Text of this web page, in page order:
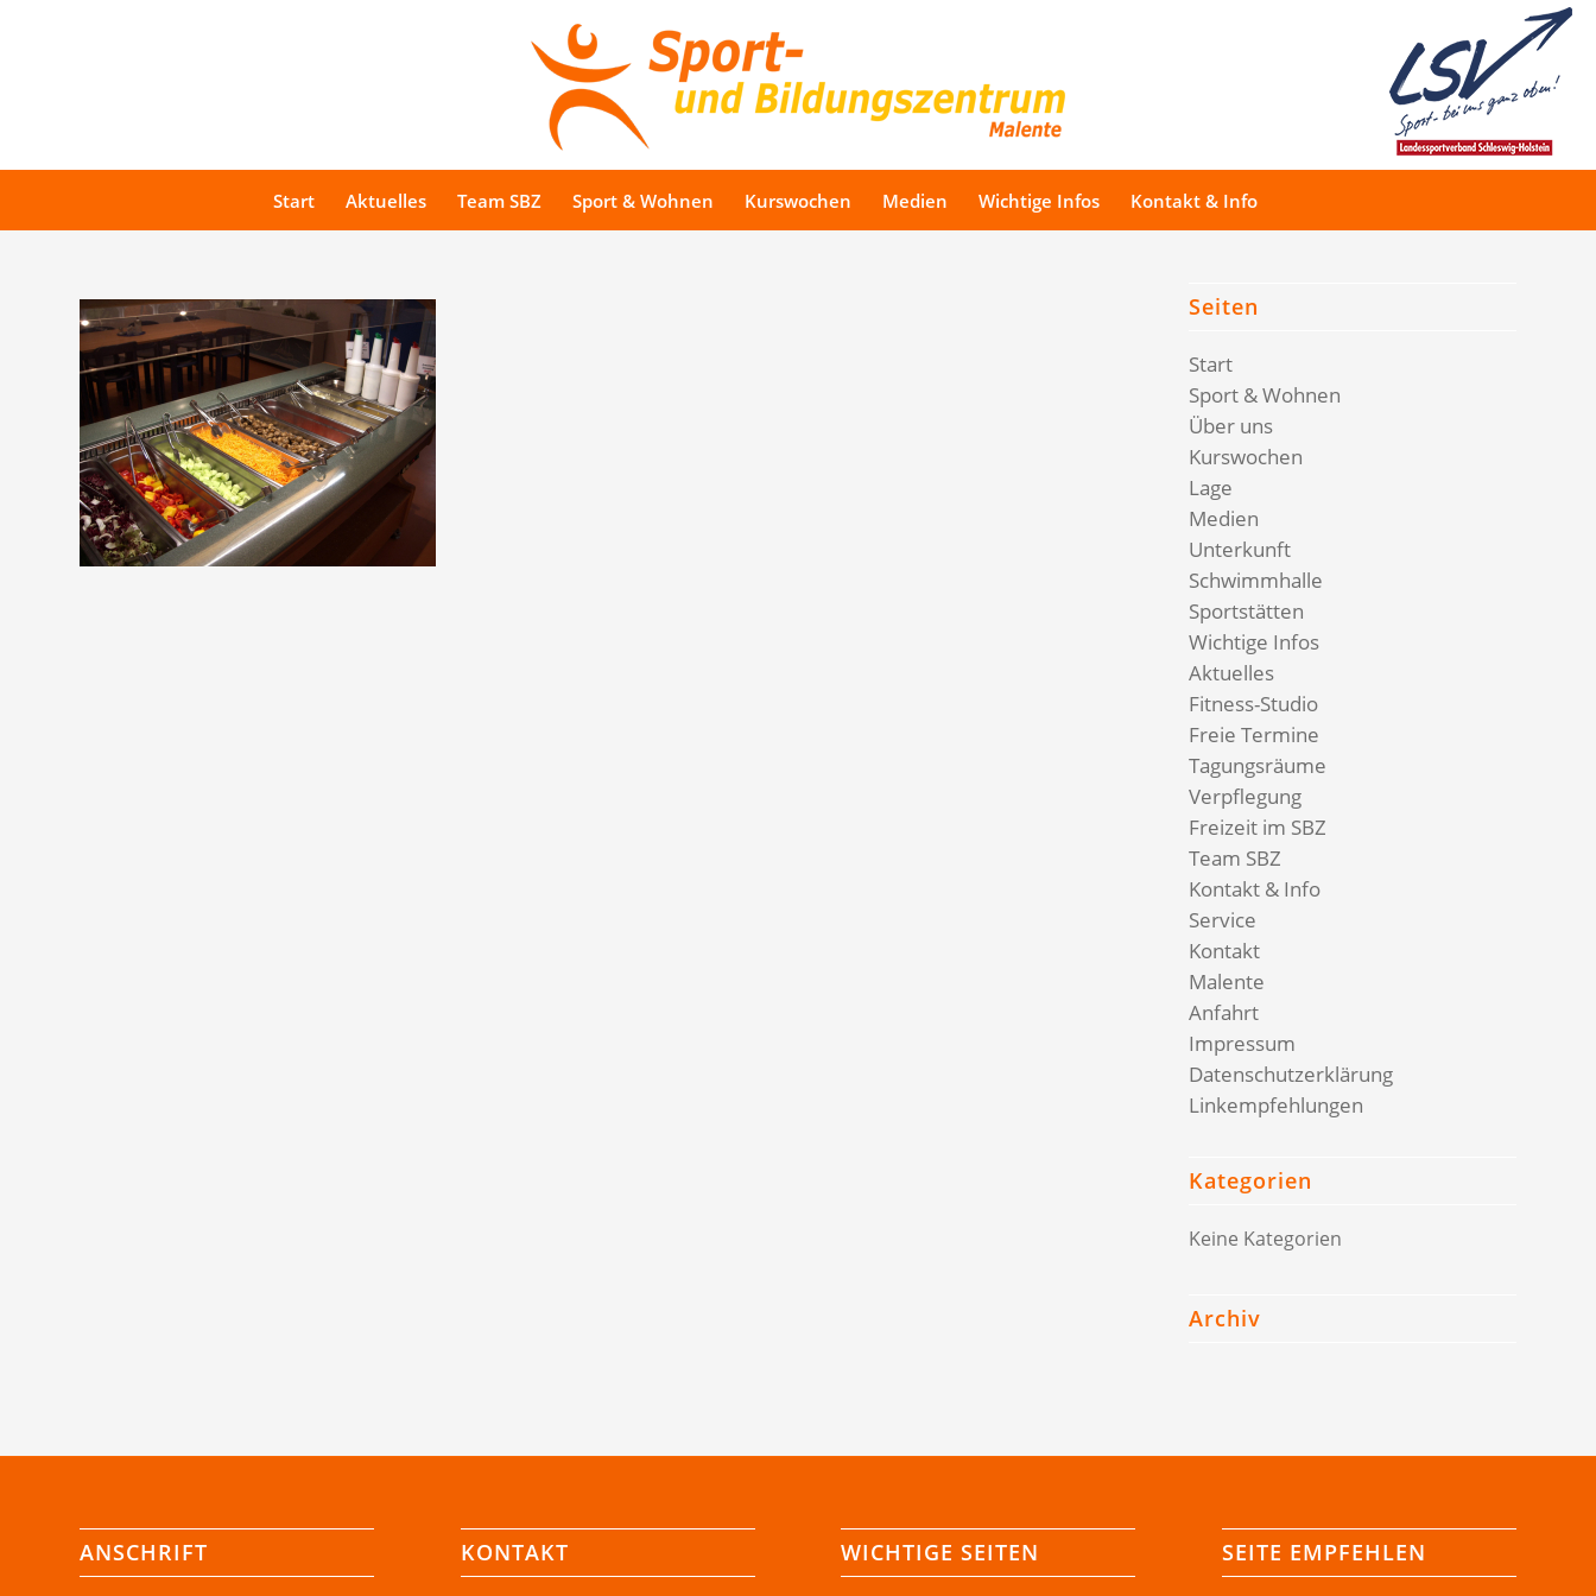
Start Aktuelles Team SBZ Sport & Wohnen Kurswochen Medien Wichtige Infos Kontakt & Info
Seiten
Start
Sport & Wohnen
Über uns
Kurswochen
Lage
Medien
Unterkunft
Schwimmhalle
Sportstätten
Wichtige Infos
Aktuelles
Fitness-Studio
Freie Termine
Tagungsräume
Verpflegung
Freizeit im SBZ
Team SBZ
Kontakt & Info
Service
Kontakt
Malente
Anfahrt
Impressum
Datenschutzerklärung
Linkempfehlungen
Kategorien
Keine Kategorien
Archiv
ANSCHRIFT KONTAKT WICHTIGE SEITEN SEITE EMPFEHLEN